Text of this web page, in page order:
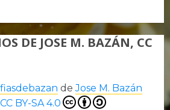
DE JOSE M. BAZÁN, CC
deJose M. Bazán
CC BY-SA 4.0